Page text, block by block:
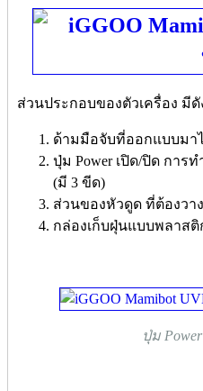
ส่วนประกอบของตัวเครื่อง มีดั
ด้ามมือจับที่ออกแบบมา
ปุ่ม Power เปิด/ปิด การ
(มี 3 ขีด)
ส่วนของหัวดูด ที่ต้องว
กล่องเก็บฝุ่นแบบพลาส
ปุ่ม